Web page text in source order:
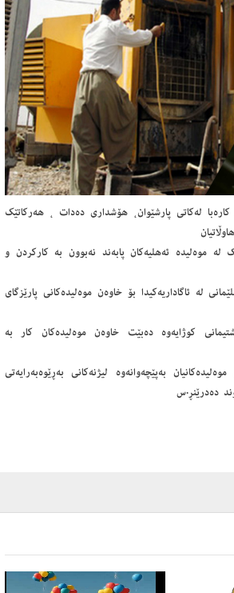
کارەبا لەکاتی پارشێوان، ھۆشداری دەدات ، ھەرکاتێک
لە موەلیدە ئەهلیەکان پابەند نەبوون بە كاركردن و
لە ئاگاداریەکیدا بۆ خاوەن موەلیدەکانی پارێزگای
كارەبای نشتیمانی كوژایەوە دەبێت خاوەن موەلیدەکان کار بە
موەلیدەکانیان بەپێچەوانەوە لیژنەكانی بەڕێوەبەرایەتی
دەدرێنڕ.س